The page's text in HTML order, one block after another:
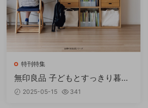
特刊特集
無印良品 子どもとすっきり暮ら
す収納術 PDF
2025-05-15 341